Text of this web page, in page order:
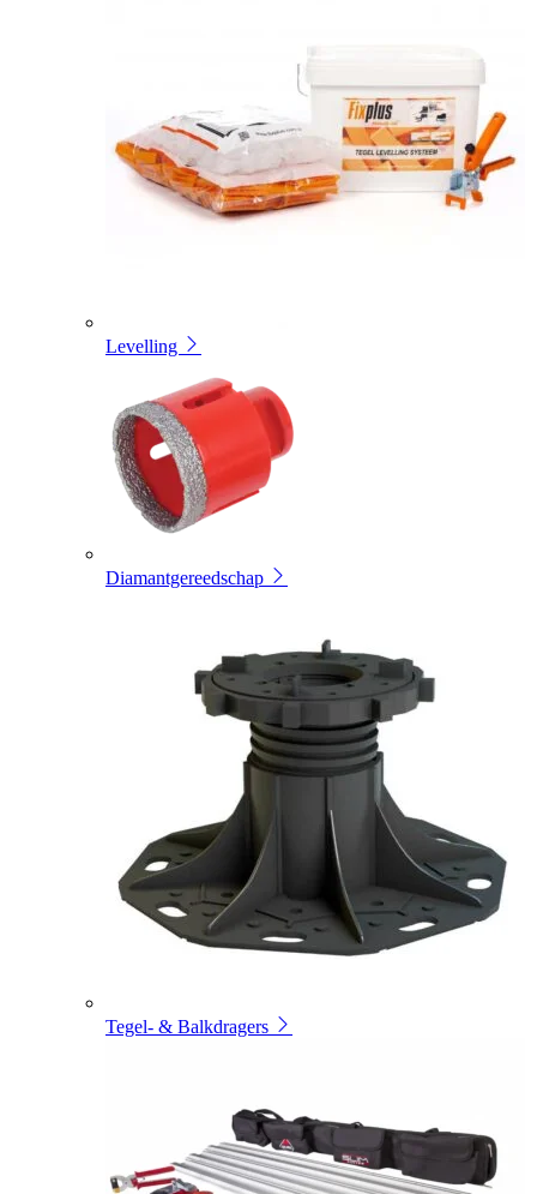
Levelling
Diamantgereedschap
Tegel- & Balkdragers